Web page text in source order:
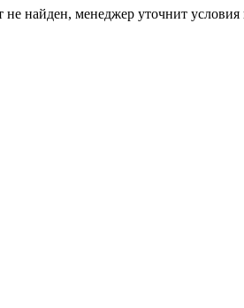
найден, менеджер уточнит условия